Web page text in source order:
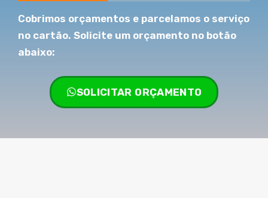
Cobrimos orçamentos e parcelamos o serviço
no cartão. Solicite um orçamento no botão
abaixo:
SOLICITAR ORÇAMENTO